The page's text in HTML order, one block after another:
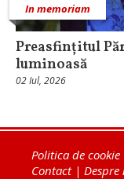
In memoriam
Preasfințitul
luminoasă
02 Iul, 2026
Politica de cookie
Contact| Despre